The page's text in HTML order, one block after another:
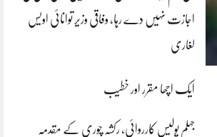
اجازت نہیں دے رہا، وفاقی وزیر توانائی اویس
لغاری
ایک اچھا مقرر اور خطیب
جہلم پولیس کارروائی، رکشہ چوری کے مقدمہ